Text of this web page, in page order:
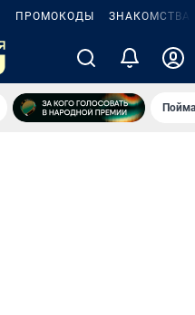
ПРОМОКОДЫ ЗНАКОМСТВА